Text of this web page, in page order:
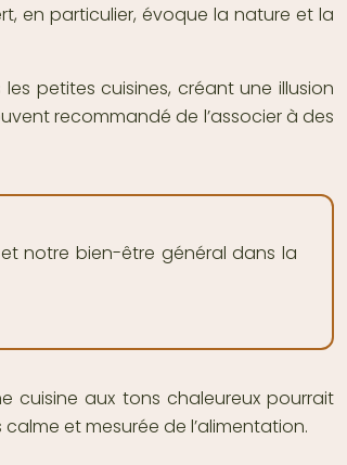
en particulier, évoque la nature et la
petites cuisines, créant une illusion
recommandé de l’associer à des
notre bien-être général dans la
cuisine aux tons chaleureux pourrait
et mesurée de l’alimentation.